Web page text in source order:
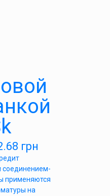
грн
применяются
на